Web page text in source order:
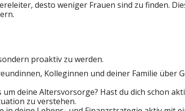
desto weniger Frauen sind zu finden.
proaktiv zu werden.
Kolleginnen und deiner Familie über
deine Altersvorsorge? Hast du dich schon
zu verstehen.